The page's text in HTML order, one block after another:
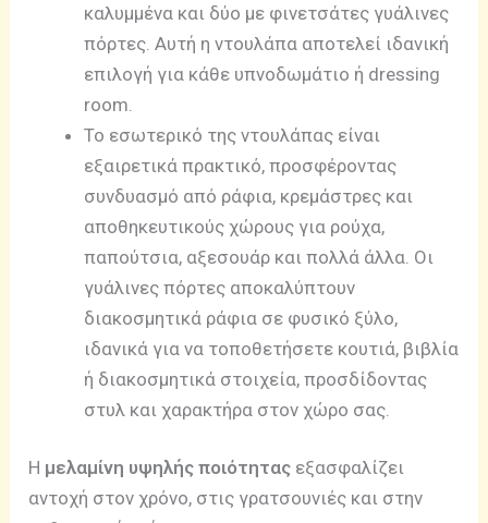
καλυμμένα και δύο με φινετσάτες γυάλινες
πόρτες. Αυτή η ντουλάπα αποτελεί ιδανική
επιλογή για κάθε υπνοδωμάτιο ή dressing
room.
Το εσωτερικό της ντουλάπας είναι
εξαιρετικά πρακτικό, προσφέροντας
συνδυασμό από ράφια, κρεμάστρες και
αποθηκευτικούς χώρους για ρούχα,
παπούτσια, αξεσουάρ και πολλά άλλα. Οι
γυάλινες πόρτες αποκαλύπτουν
διακοσμητικά ράφια σε φυσικό ξύλο,
ιδανικά για να τοποθετήσετε κουτιά, βιβλία
ή διακοσμητικά στοιχεία, προσδίδοντας
στυλ και χαρακτήρα στον χώρο σας.
Η μελαμίνη υψηλής ποιότητας εξασφαλίζει
αντοχή στον χρόνο, στις γρατσουνιές και στην